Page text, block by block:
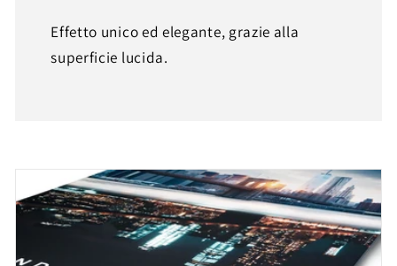
Effetto unico ed elegante, grazie alla
superficie lucida.